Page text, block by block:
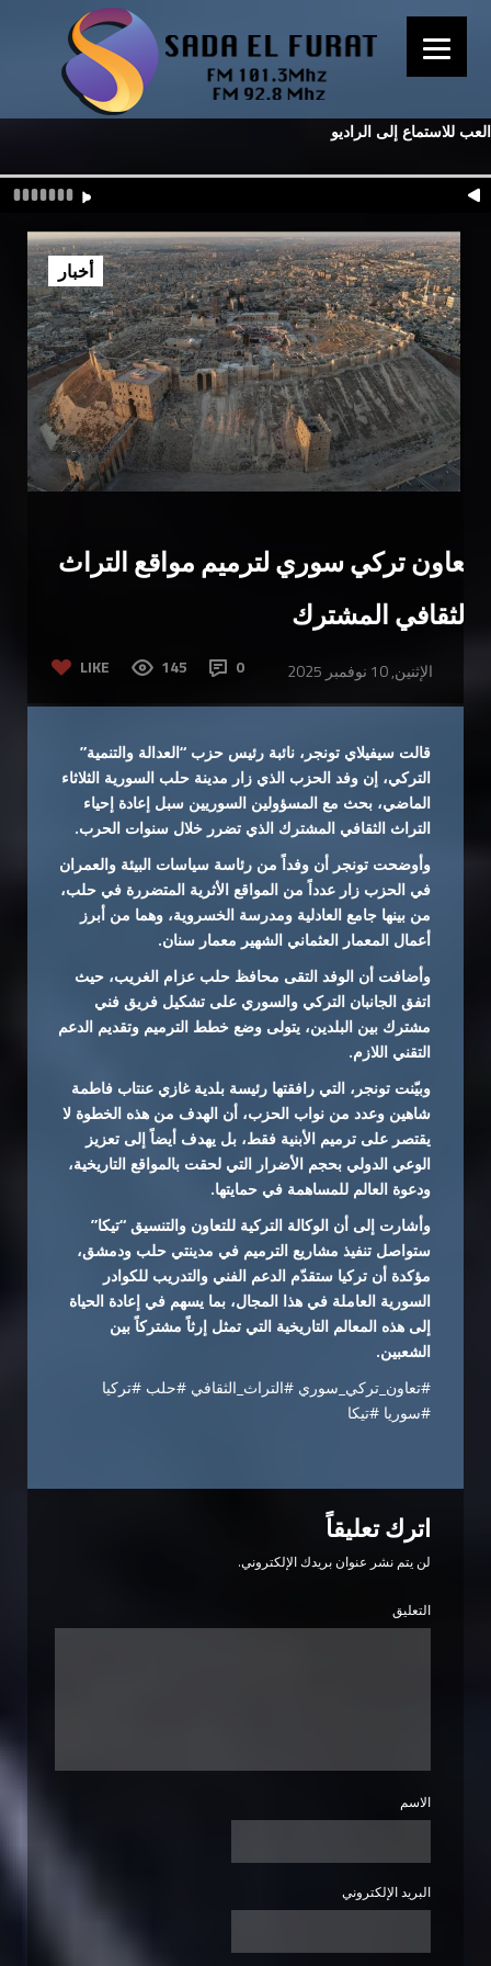
العب للاستماع إلى الراديو
تعاون تركي سوري لترميم مواقع التراث
الثقافي المشترك
LIKE 145 0 الإثنين, 10 نوفمبر 2025
أخبار
قالت سيفيلاي تونجر، نائبة رئيس حزب “العدالة والتنمية”
التركي، إن وفد الحزب الذي زار مدينة حلب السورية الثلاثاء
الماضي، بحث مع المسؤولين السوريين سبل إعادة إحياء
التراث الثقافي المشترك الذي تضرر خلال سنوات الحرب.
وأوضحت تونجر أن وفداً من رئاسة سياسات البيئة والعمران
في الحزب زار عدداً من المواقع الأثرية المتضررة في حلب،
من بينها جامع العادلية ومدرسة الخسروية، وهما من أبرز
أعمال المعمار العثماني الشهير معمار سنان.
وأضافت أن الوفد التقى محافظ حلب عزام الغريب، حيث
اتفق الجانبان التركي والسوري على تشكيل فريق فني
مشترك بين البلدين، يتولى وضع خطط الترميم وتقديم الدعم
التقني اللازم.
وبيّنت تونجر، التي رافقتها رئيسة بلدية غازي عنتاب فاطمة
شاهين وعدد من نواب الحزب، أن الهدف من هذه الخطوة لا
يقتصر على ترميم الأبنية فقط، بل يهدف أيضاً إلى تعزيز
الوعي الدولي بحجم الأضرار التي لحقت بالمواقع التاريخية،
ودعوة العالم للمساهمة في حمايتها.
وأشارت إلى أن الوكالة التركية للتعاون والتنسيق “تيكا”
ستواصل تنفيذ مشاريع الترميم في مدينتي حلب ودمشق،
مؤكدة أن تركيا ستقدّم الدعم الفني والتدريب للكوادر
السورية العاملة في هذا المجال، بما يسهم في إعادة الحياة
إلى هذه المعالم التاريخية التي تمثل إرثاً مشتركاً بين
الشعبين.
#تعاون_تركي_سوري #التراث_الثقافي #حلب #تركيا
#سوريا #تيكا
اترك تعليقاً
لن يتم نشر عنوان بريدك الإلكتروني.
التعليق
الاسم
البريد الإلكتروني